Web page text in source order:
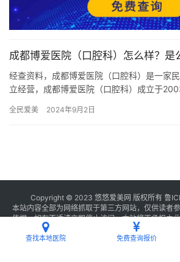
成都博爱医院（口腔科）怎么样？是
经查资料，成都博爱医院（口腔科）是一家
立经营，成都博爱医院（口腔科）成立于
牙…
全民爱美 2024年9月2日
Copyright © 2023 悠悠爱美网 版权所有 鲁
本站内容全部为网络抓取于第三方网站，仅供读者
依据，如有不适请立即停止访问，本站将不承担由
联系我们
查找本地医院 免费查询报价